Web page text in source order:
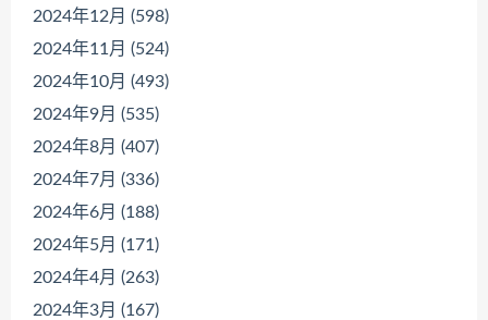
2024年12月 (598)
2024年11月 (524)
2024年10月 (493)
2024年9月 (535)
2024年8月 (407)
2024年7月 (336)
2024年6月 (188)
2024年5月 (171)
2024年4月 (263)
2024年3月 (167)